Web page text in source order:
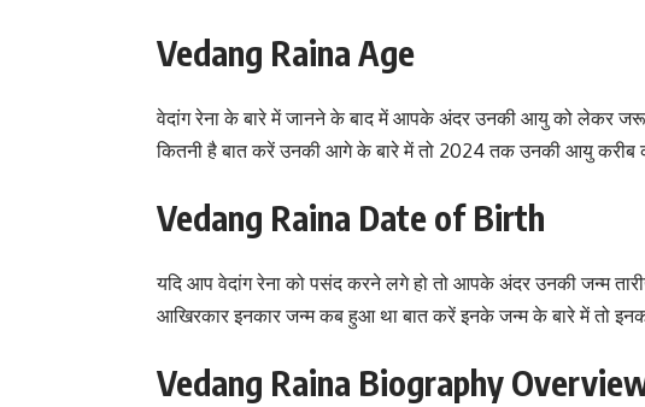
Vedang Raina Age
वेदांग रेना के बारे में जानने के बाद में आपके अंदर उनकी आयु को लेकर
कितनी है बात करें उनकी आगे के बारे में तो 2024 तक उनकी आयु करीब
Vedang Raina Date of Birth
यदि आप वेदांग रेना को पसंद करने लगे हो तो आपके अंदर उनकी जन्म
आखिरकार इनकार जन्म कब हुआ था बात करें इनके जन्म के बारे में तो
Vedang Raina Biography